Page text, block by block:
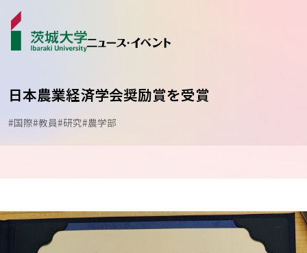
ニュース
学生ライター
イベント
日本農業経済学会奨励賞を受賞
#国際#教員#研究#農学部